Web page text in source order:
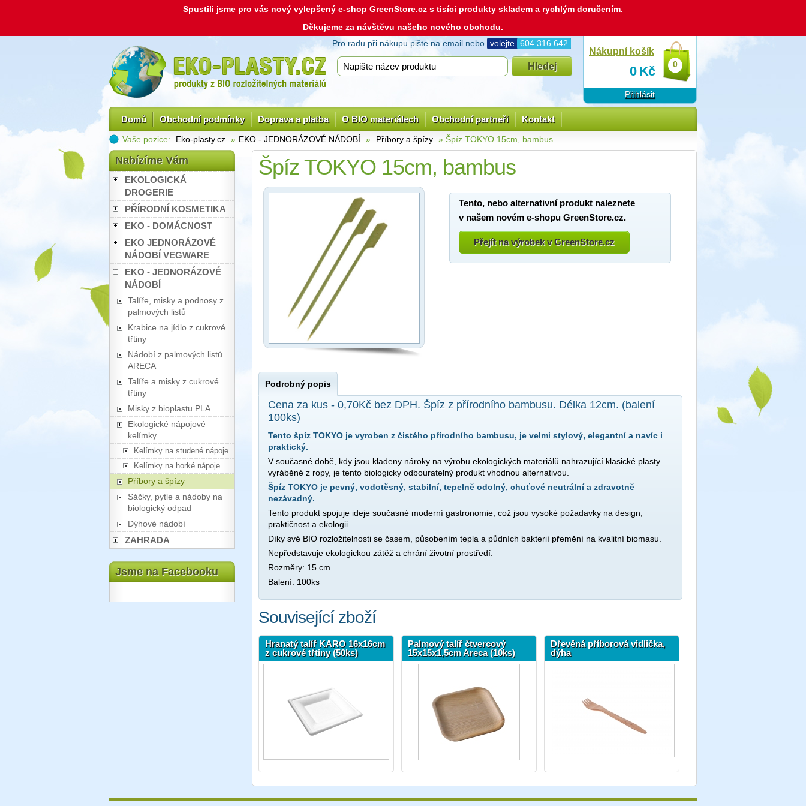
Spustili jsme pro vás nový vylepšený e-shop GreenStore.cz s tisíci produkty skladem a rychlým doručením.
Děkujeme za návštěvu našeho nového obchodu.
Pro radu při nákupu pište na email nebo volejte 604 316 642
Nákupní košík
0
0Kč
Přihlásit
Domů Obchodní podmínky Doprava a platba O BIO materiálech Obchodní partneři Kontakt
Vaše pozice: Eko-plasty.cz » EKO - JEDNORÁZOVÉ NÁDOBÍ » Příbory a špízy » Špíz TOKYO 15cm, bambus
Nabízíme Vám
EKOLOGICKÁ
DROGERIE
PŘÍRODNÍ KOSMETIKA
EKO - DOMÁCNOST
EKO JEDNORÁZOVÉ
NÁDOBÍ VEGWARE
EKO - JEDNORÁZOVÉ
NÁDOBÍ
Talíře, misky a podnosy z
palmových listů
Krabice na jídlo z cukrové
třtiny
Nádobí z palmových listů
ARECA
Talíře a misky z cukrové
třtiny
Misky z bioplastu PLA
Ekologické nápojové
kelímky
Kelímky na studené nápoje
Kelímky na horké nápoje
Příbory a špízy
Sáčky, pytle a nádoby na
biologický odpad
Dýhové nádobí
ZAHRADA
Jsme na Facebooku
Špíz TOKYO 15cm, bambus
Tento, nebo alternativní produkt naleznete
v našem novém e-shopu GreenStore.cz.
Přejít na výrobek v GreenStore.cz
Podrobný popis
Cena za kus - 0,70Kč bez DPH. Špíz z přírodního bambusu. Délka 12cm. (balení
100ks)
Tento špíz TOKYO je vyroben z čistého přírodního bambusu, je velmi stylový, elegantní a navíc i
praktický.
V současné době, kdy jsou kladeny nároky na výrobu ekologických materiálů nahrazující klasické plasty
vyráběné z ropy, je tento biologicky odbouratelný produkt vhodnou alternativou.
Špíz TOKYO je pevný, vodotěsný, stabilní, tepelně odolný, chuťové neutrální a zdravotně
nezávadný.
Tento produkt spojuje ideje současné moderní gastronomie, což jsou vysoké požadavky na design,
praktičnost a ekologii.
Díky své BIO rozložitelnosti se časem, působením tepla a půdních bakterií přemění na kvalitní biomasu.
Nepředstavuje ekologickou zátěž a chrání životní prostředí.
Rozměry: 15 cm
Balení: 100ks
Související zboží
Hranatý talíř KARO 16x16cm
z cukrové třtiny (50ks)
Palmový talíř čtvercový
15x15x1,5cm Areca (10ks)
Dřevěná příborová vidlička,
dýha